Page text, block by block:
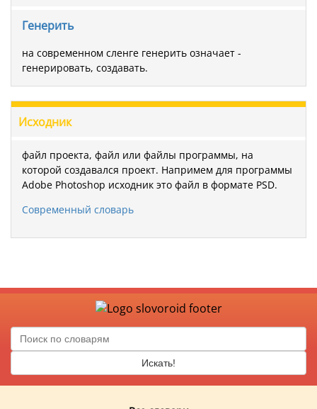
Генерить
на современном сленге генерить означает -
генерировать, создавать.
Исходник
файл проекта, файл или файлы программы, на
которой создавался проект. Напримем для программы
Adobe Photoshop исходник это файл в формате PSD.
Современный словарь
Искать!